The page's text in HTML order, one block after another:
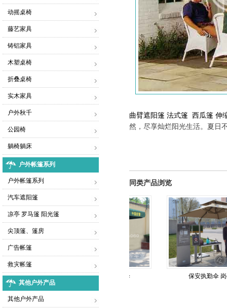
动摇桌椅
藤艺家具
铸铝家具
木塑桌椅
折叠桌椅
实木家具
户外秋千
公园椅
躺椅躺床
户外帐篷系列
户外帐篷系列
汽车遮阳篷
凉亭 罗马篷 阳光篷
尖顶篷、篷房
广告帐篷
救灾帐篷
其他户外产品
其他户外产品
曲臂遮阳篷 法式篷 西瓜篷 伸
然，尽享灿烂阳光生活。夏日
同类产品浏览
立伞 武警执勤岗亭伞 保安执勤伞 岗亭